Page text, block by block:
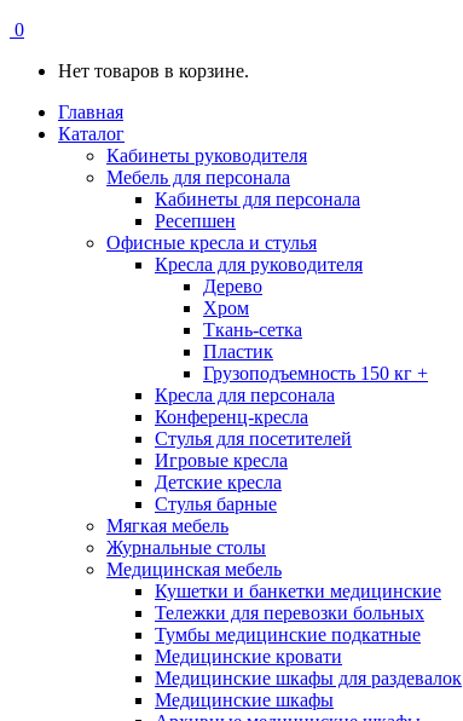
0
Нет товаров в корзине.
Главная
Каталог
Кабинеты руководителя
Мебель для персонала
Кабинеты для персонала
Ресепшен
Офисные кресла и стулья
Кресла для руководителя
Дерево
Хром
Ткань-сетка
Пластик
Грузоподъемность 150 кг +
Кресла для персонала
Конференц-кресла
Стулья для посетителей
Игровые кресла
Детские кресла
Стулья барные
Мягкая мебель
Журнальные столы
Медицинская мебель
Кушетки и банкетки медицинские
Тележки для перевозки больных
Тумбы медицинские подкатные
Медицинские кровати
Медицинские шкафы для раздевалок
Медицинские шкафы